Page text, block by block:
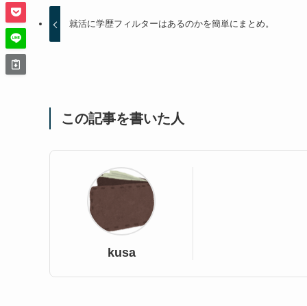
就活に学歴フィルターはあるのかを簡単にまとめ。
この記事を書いた人
kusa